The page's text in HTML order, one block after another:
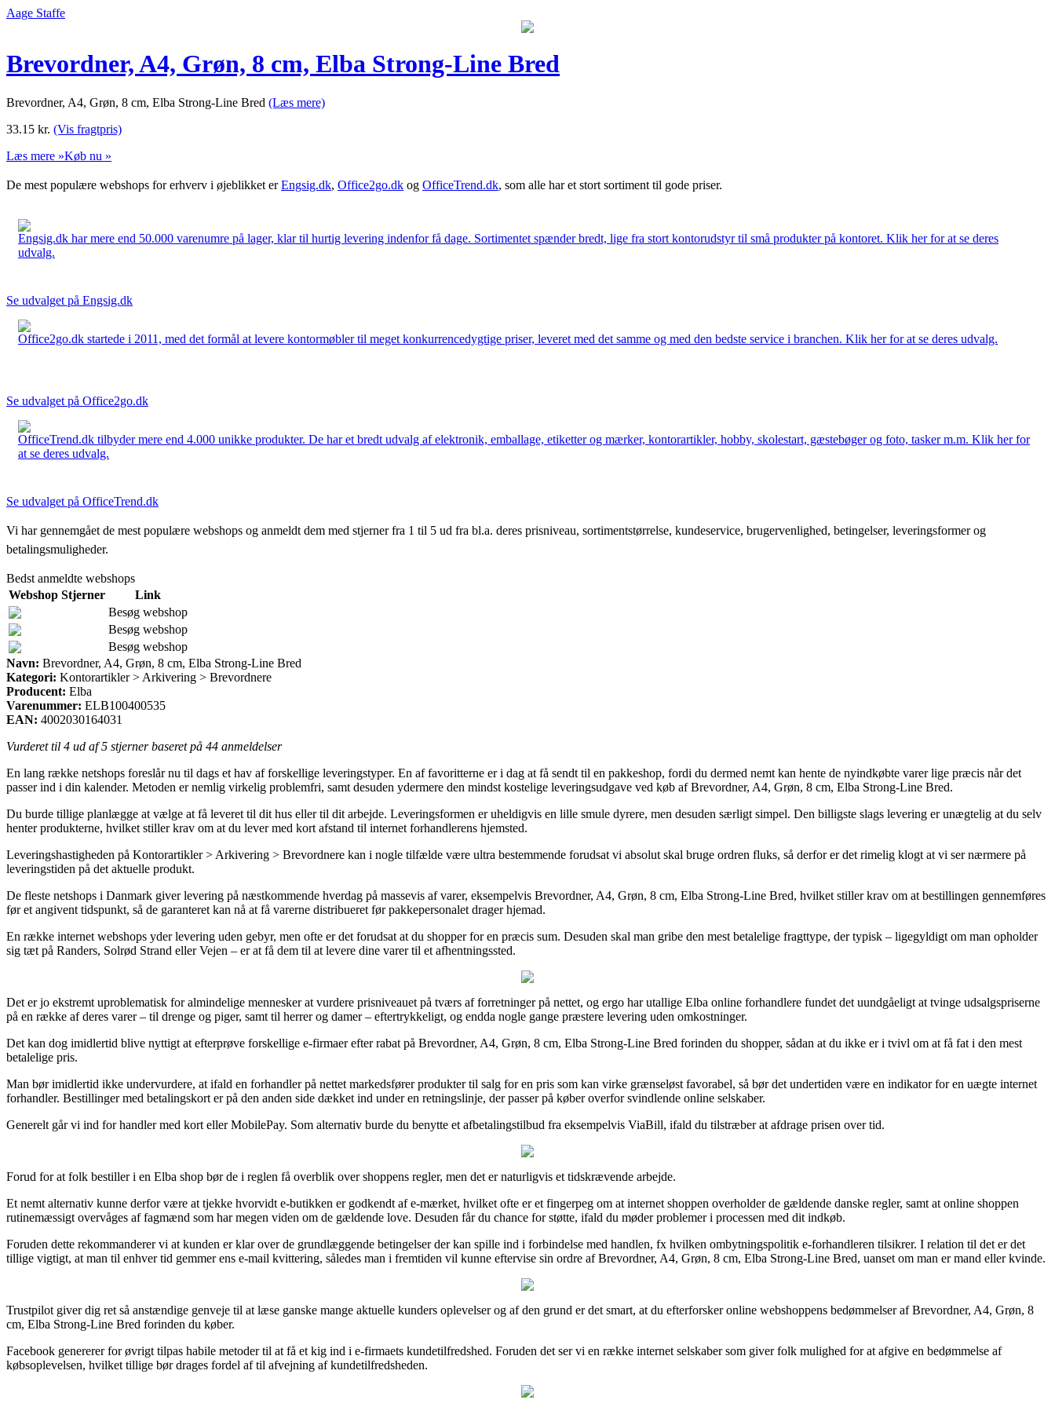
Aage Staffe
Brevordner, A4, Grøn, 8 cm, Elba Strong-Line Bred
Brevordner, A4, Grøn, 8 cm, Elba Strong-Line Bred (Læs mere)
33.15 kr. (Vis fragtpris)
Læs mere »Køb nu »
De mest populære webshops for erhverv i øjeblikket erEngsig.dk, Office2go.dk og OfficeTrend.dk, som alle har et stort sortiment til gode priser.
Engsig.dk har mere end 50.000 varenumre på lager, klar til hurtig levering indenfor få dage. Sortimentet spænder bredt, lige fra stort kontorudstyr til små produkter på kontoret. Klik her for at se deres
udvalg.
Se udvalget på Engsig.dk
Office2go.dk startede i 2011, med det formål at levere kontormøbler til meget konkurrencedygtige priser, leveret med det samme og med den bedste service i branchen. Klik her for at se deres udvalg.
Se udvalget på Office2go.dk
OfficeTrend.dk tilbyder mere end 4.000 unikke produkter. De har et bredt udvalg af elektronik, emballage, etiketter og mærker, kontorartikler, hobby, skolestart, gæstebøger og foto, tasker m.m. Klik her for
at se deres udvalg.
Se udvalget på OfficeTrend.dk
Vi har gennemgået de mest populære webshops og anmeldt dem med stjerner fra 1 til 5 ud fra bl.a. deres prisniveau, sortimentstørrelse, kundeservice, brugervenlighed, betingelser, leveringsformer og
betalingsmuligheder.
Bedst anmeldte webshops
Webshop Stjerner
Link
Besøg webshop
Besøg webshop
Besøg webshop
Navn: Brevordner, A4, Grøn, 8 cm, Elba Strong-Line Bred
Kategori: Kontorartikler > Arkivering > Brevordnere
Producent: Elba
Varenummer: ELB100400535
EAN: 4002030164031
Vurderet til 4 ud af 5 stjerner baseret på 44 anmeldelser
En lang række netshops foreslår nu til dags et hav af forskellige leveringstyper. En af favoritterne er i dag at få sendt til en pakkeshop, fordi du dermed nemt kan hente de nyindkøbte varer lige præcis når det
passer ind i din kalender. Metoden er nemlig virkelig problemfri, samt desuden ydermere den mindst kostelige leveringsudgave ved køb af Brevordner, A4, Grøn, 8 cm, Elba Strong-Line Bred.
Du burde tillige planlægge at vælge at få leveret til dit hus eller til dit arbejde. Leveringsformen er uheldigvis en lille smule dyrere, men desuden særligt simpel. Den billigste slags levering er unægtelig at du selv
henter produkterne, hvilket stiller krav om at du lever med kort afstand til internet forhandlerens hjemsted.
Leveringshastigheden på Kontorartikler > Arkivering > Brevordnere kan i nogle tilfælde være ultra bestemmende forudsat vi absolut skal bruge ordren fluks, så derfor er det rimelig klogt at vi ser nærmere på
leveringstiden på det aktuelle produkt.
De fleste netshops i Danmark giver levering på næstkommende hverdag på massevis af varer, eksempelvis Brevordner, A4, Grøn, 8 cm, Elba Strong-Line Bred, hvilket stiller krav om at bestillingen gennemføres
før et angivent tidspunkt, så de garanteret kan nå at få varerne distribueret før pakkepersonalet drager hjemad.
En række internet webshops yder levering uden gebyr, men ofte er det forudsat at du shopper for en præcis sum. Desuden skal man gribe den mest betalelige fragttype, der typisk – ligegyldigt om man opholder
sig tæt på Randers, Solrød Strand eller Vejen – er at få dem til at levere dine varer til et afhentningssted.
Det er jo ekstremt uproblematisk for almindelige mennesker at vurdere prisniveauet på tværs af forretninger på nettet, og ergo har utallige Elba online forhandlere fundet det uundgåeligt at tvinge udsalgspriserne
på en række af deres varer – til drenge og piger, samt til herrer og damer – eftertrykkeligt, og endda nogle gange præstere levering uden omkostninger.
Det kan dog imidlertid blive nyttigt at efterprøve forskellige e-firmaer efter rabat på Brevordner, A4, Grøn, 8 cm, Elba Strong-Line Bred forinden du shopper, sådan at du ikke er i tvivl om at få fat i den mest
betalelige pris.
Man bør imidlertid ikke undervurdere, at ifald en forhandler på nettet markedsfører produkter til salg for en pris som kan virke grænseløst favorabel, så bør det undertiden være en indikator for en uægte internet
forhandler. Bestillinger med betalingskort er på den anden side dækket ind under en retningslinje, der passer på køber overfor svindlende online selskaber.
Generelt går vi ind for handler med kort eller MobilePay. Som alternativ burde du benytte et afbetalingstilbud fra eksempelvis ViaBill, ifald du tilstræber at afdrage prisen over tid.
Forud for at folk bestiller i en Elba shop bør de i reglen få overblik over shoppens regler, men det er naturligvis et tidskrævende arbejde.
Et nemt alternativ kunne derfor være at tjekke hvorvidt e-butikken er godkendt af e-mærket, hvilket ofte er et fingerpeg om at internet shoppen overholder de gældende danske regler, samt at online shoppen
rutinemæssigt overvåges af fagmænd som har megen viden om de gældende love. Desuden får du chance for støtte, ifald du møder problemer i processen med dit indkøb.
Foruden dette rekommanderer vi at kunden er klar over de grundlæggende betingelser der kan spille ind i forbindelse med handlen, fx hvilken ombytningspolitik e-forhandleren tilsikrer. I relation til det er det
tillige vigtigt, at man til enhver tid gemmer ens e-mail kvittering, således man i fremtiden vil kunne eftervise sin ordre af Brevordner, A4, Grøn, 8 cm, Elba Strong-Line Bred, uanset om man er mand eller kvinde.
Trustpilot giver dig ret så anstændige genveje til at læse ganske mange aktuelle kunders oplevelser og af den grund er det smart, at du efterforsker online webshoppens bedømmelser af Brevordner, A4, Grøn, 8
cm, Elba Strong-Line Bred forinden du køber.
Facebook genererer for øvrigt tilpas habile metoder til at få et kig ind i e-firmaets kundetilfredshed. Foruden det ser vi en række internet selskaber som giver folk mulighed for at afgive en bedømmelse af
købsoplevelsen, hvilket tillige bør drages fordel af til afvejning af kundetilfredsheden.